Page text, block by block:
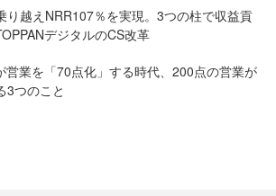
り越えNRR107％を実現。3つの柱で収益貢
デジタルのCS改革
営業を「70点化」する時代、200点の営業が
3つのこと